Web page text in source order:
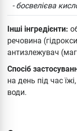
- босвелієва
Інші інгредієнти:
речовина
антизлежувач
Спосіб
на день під час
води.